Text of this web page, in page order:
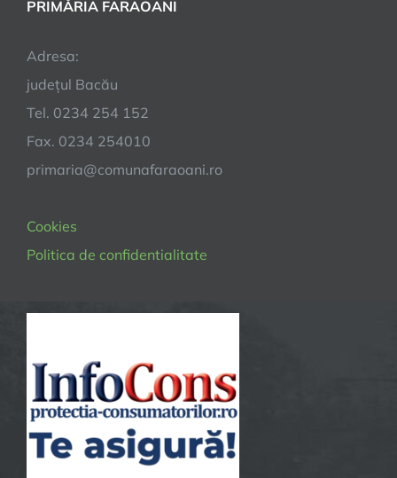
PRIMĂRIA FARAOANI
Adresa:
județul Bacău
Tel. 0234 254 152
Fax. 0234 254010
primaria@comunafaraoani.ro
Cookies
Politica de confidentialitate